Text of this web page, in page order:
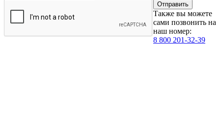
Также вы можете
сами позвонить на
наш номер:
8 800 201-32-39